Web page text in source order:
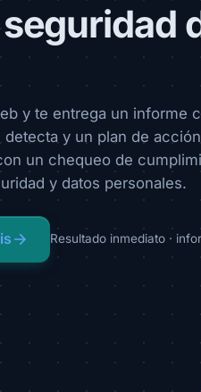
y te entrega un informe
y un plan de
un chequeo de
y datos personales.
Resultado inmediato ·